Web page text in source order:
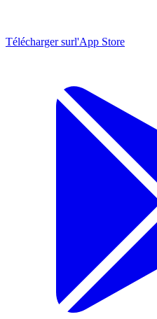
Télécharger surl'App Store